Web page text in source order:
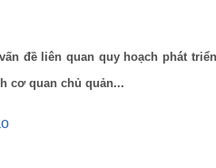
đề liên quan quy hoạch phát
cơ quan chủ quản...